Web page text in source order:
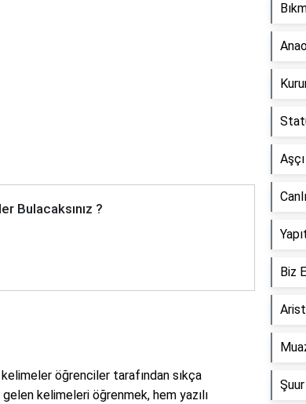
Bulacaksınız ?
kelimeler öğrenciler tarafından sıkça
kelimeleri öğrenmek, hem yazılı
Biz